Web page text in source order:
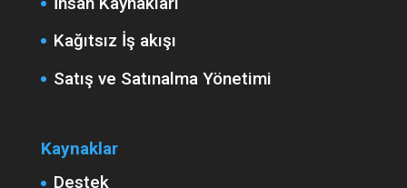
Kağıtsız İş akışı
Satış ve Satınalma Yönetimi
Kaynaklar
Destek